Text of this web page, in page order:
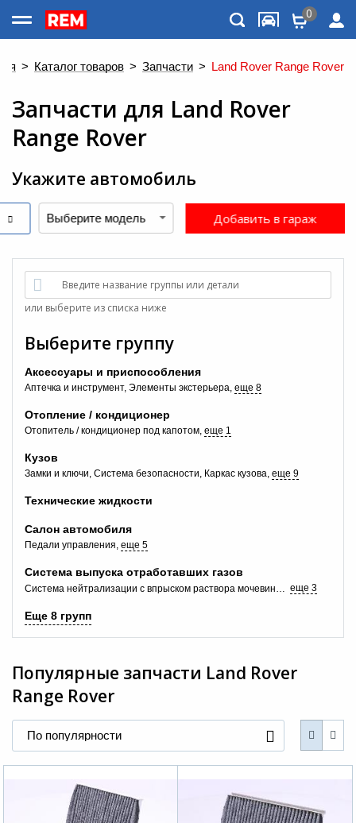
Каталог товаров
Меню
+7 (495) 025-03-03
0
> Каталог товаров > Запчасти > Land Rover Range Rover
Запчасти для Land Rover
Range Rover
Укажите автомобиль
Добавить в гараж
Введите название группы или детали
или выберите из списка ниже
Выберите группу
Аксессуары и приспособления
Аптечка и инструмент Элементы экстерьера еще 8
Отопление / кондиционер
Отопитель / кондиционер под капотом еще 1
Кузов
Замки и ключи Система безопасности Каркас кузова еще 9
Технические жидкости
Салон автомобиля
Педали управления еще 5
Система выпуска отработавших газов
Система нейтрализации с впрыском раствора мочевины (SCR, AdBlue) еще 3
Еще 8 групп
Популярные запчасти Land Rover
Range Rover
По популярности